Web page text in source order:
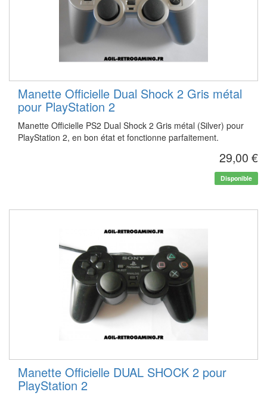
Manette Officielle Dual Shock 2 Gris métal
pour PlayStation 2
Manette Officielle PS2 Dual Shock 2 Gris métal (Silver) pour
PlayStation 2, en bon état et fonctionne parfaitement.
29,00 €
Disponible
Manette Officielle DUAL SHOCK 2 pour
PlayStation 2